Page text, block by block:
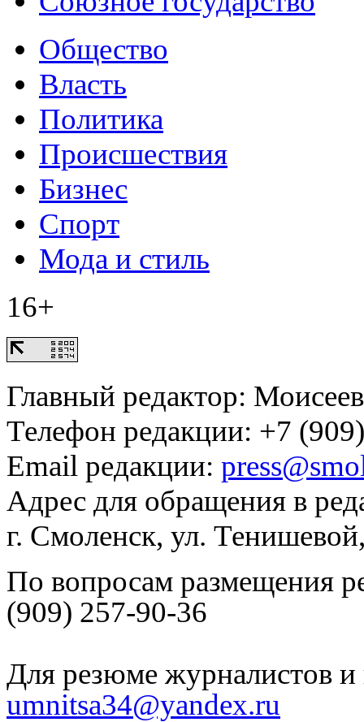
Общество
Власть
Политика
Происшествия
Бизнес
Спорт
Мода и стиль
16+
Главный редактор:
Телефон редакции: +7
Email редакции:
Адрес для обращения в
г. Смоленск, ул.
По вопросам размещения
(909) 257-90-36
Для резюме журналистов и
umnitsa34@yandex.ru